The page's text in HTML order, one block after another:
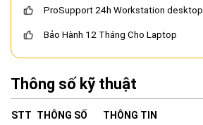
ProSupport 24h Workstation desktop
Bảo Hành 12 Tháng Cho Laptop
Thông số kỹ thuật
STT THÔNG SỐ
THÔNG TIN